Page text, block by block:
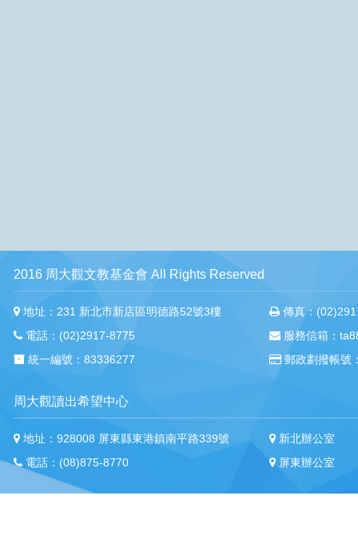
2016 周大觀文教基金會 All Rights Reserved
地址：231 新北市新店區明德路52號3樓
電話：(02)2917-8775
統一編號：83336277
傳真：
服務信箱：
郵政劃撥帳號
周大觀讀出希望中心
地址：928008 屏東縣東港鎮南平路339號
電話：(08)875-8770
新北辦公室
屏東辦公室